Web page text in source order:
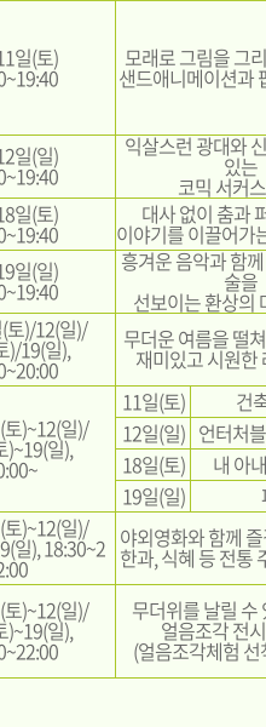
일(토) 모래로 그림을 그
샌드애니메이션과
일(일) 익살스런 광대와
있는
코믹 서커
일(토) 대사 없이 춤과
이야기를 이끌어가
일(일) 흥겨운 음악과 함
술을
선보이는 환상의
토)/12(일)/
)/19(일), 무더운 여름을 떨
재미있고 시원한
)~12(일)/
)~19(일),
11일(토)
건
12일(일) 언터처
18일(토)
내 아
19일(일)
)~12(일)/
일), 18:30~2 야외영화와 함께
한과, 식혜 등 전통
)~12(일)/
)~19(일),
무더위를 날릴 수
얼음조각 전
(얼음조각체험